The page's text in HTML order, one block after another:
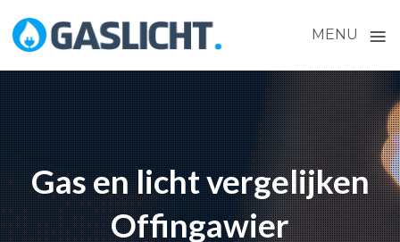
MENU ≡
Skip
to
content
Gas en licht vergelijken
Offingawier